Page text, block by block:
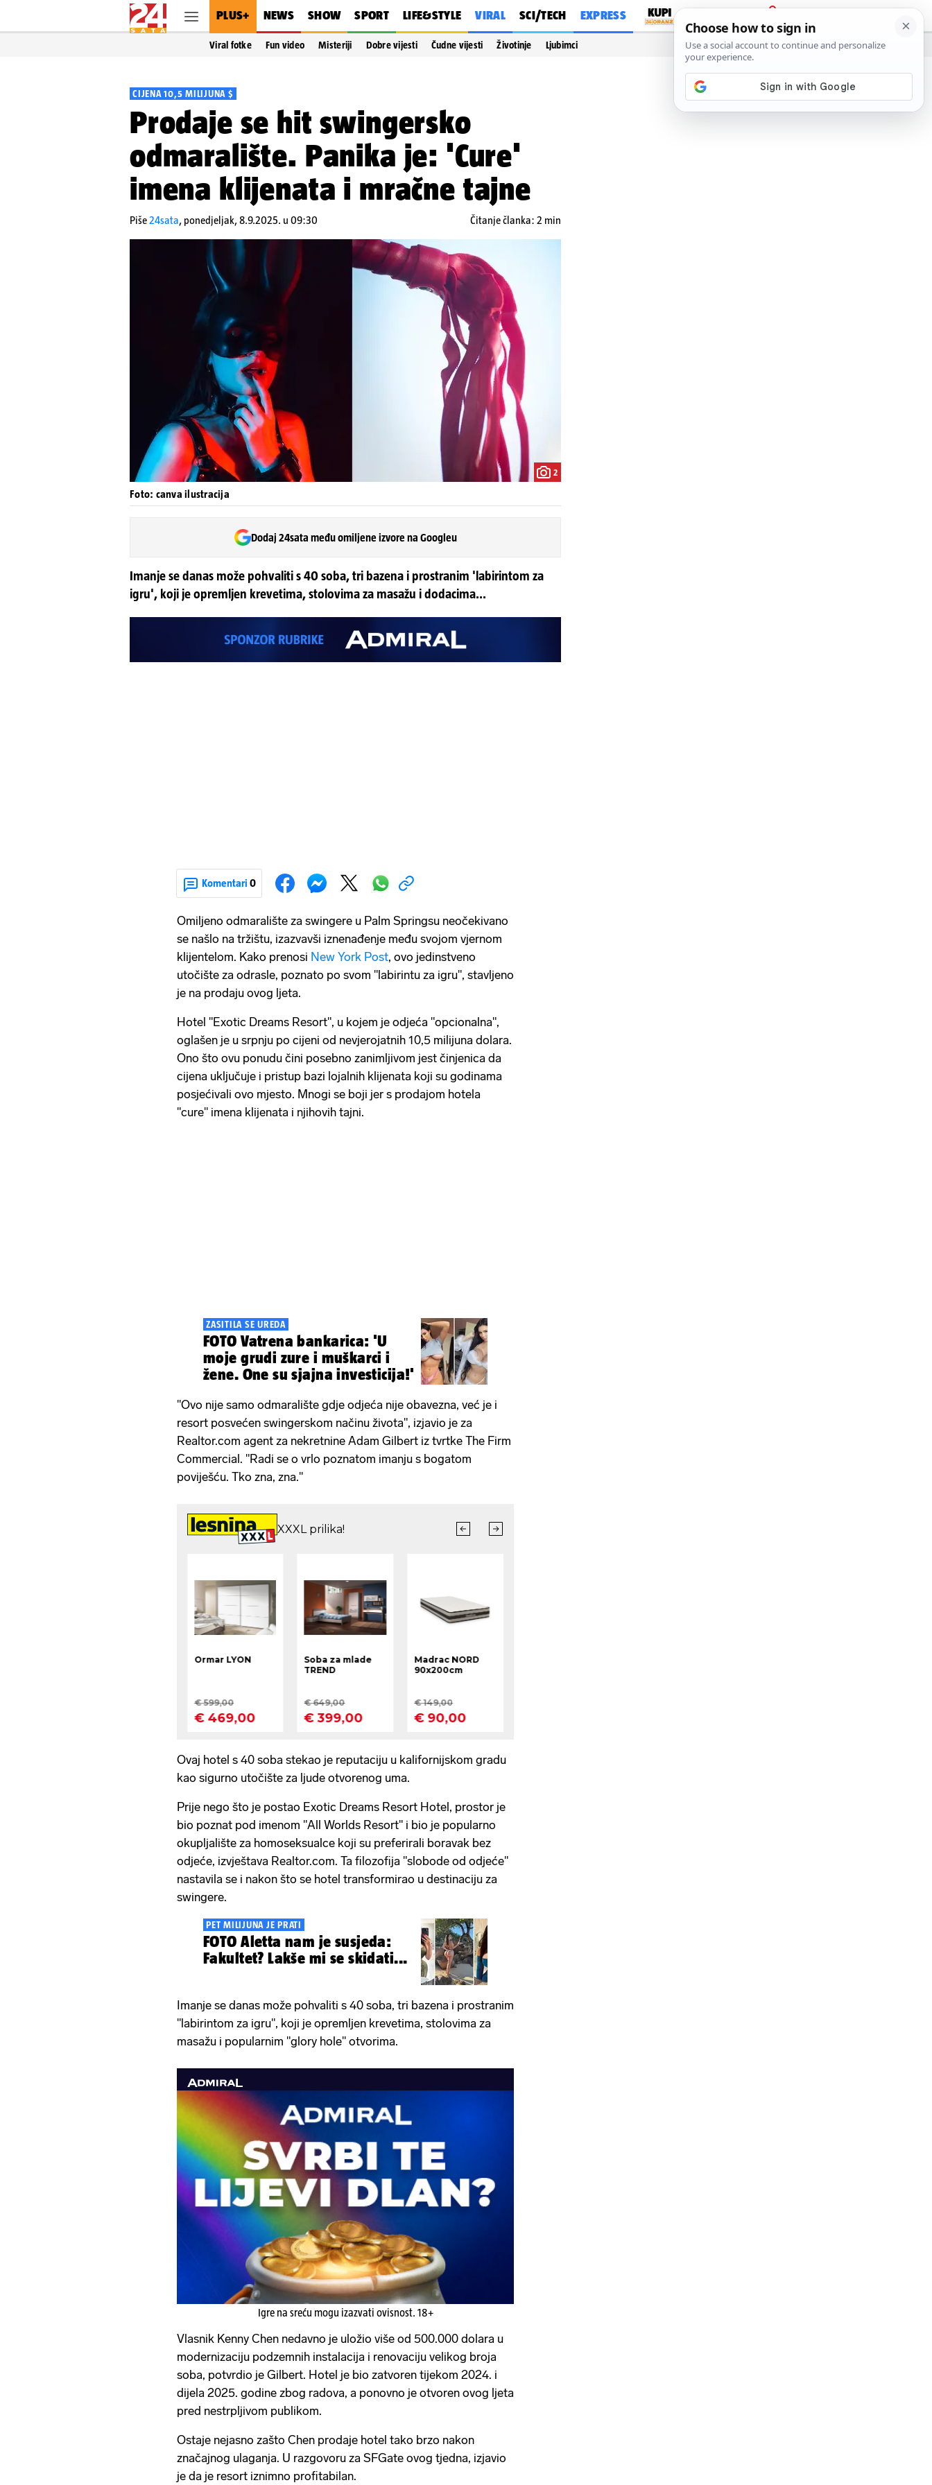
PLUS+ NEWS SHOW SPORT LIFE&STYLE VIRAL SCI/TECH EXPRESS
PRIJAVA
Viral fotke Fun video Misteriji Dobre vijesti Čudne vijesti Životinje Ljubimci
CIJENA 10,5 MILIJUNA $
Prodaje se hit swingersko
odmaralište. Panika je: 'Cure'
imena klijenata i mračne tajne
Piše24sata, ponedjeljak, 8.9.2025. u 09:30 Čitanje članka: 2 min
2
Foto: canva ilustracija
Dodaj 24sata među omiljene izvore na Googleu
Imanje se danas može pohvaliti s 40 soba, tri bazena i prostranim 'labirintom za
igru', koji je opremljen krevetima, stolovima za masažu i dodacima...
Komentari 0
Omiljeno odmaralište za swingere u Palm Springsu neočekivano
se našlo na tržištu, izazvavši iznenađenje među svojom vjernom
klijentelom. Kako prenosi New York Post, ovo jedinstveno
utočište za odrasle, poznato po svom "labirintu za igru", stavljeno
je na prodaju ovog ljeta.
Hotel "Exotic Dreams Resort", u kojem je odjeća "opcionalna",
oglašen je u srpnju po cijeni od nevjerojatnih 10,5 milijuna dolara.
Ono što ovu ponudu čini posebno zanimljivom jest činjenica da
cijena uključuje i pristup bazi lojalnih klijenata koji su godinama
posjećivali ovo mjesto. Mnogi se boji jer s prodajom hotela
"cure" imena klijenata i njihovih tajni.
ZASITILA SE UREDA
FOTO Vatrena bankarica: 'U
moje grudi zure i muškarci i
žene. One su sjajna investicija!'
"Ovo nije samo odmaralište gdje odjeća nije obavezna, već je i
resort posvećen swingerskom načinu života", izjavio je za
Realtor.com agent za nekretnine Adam Gilbert iz tvrtke The Firm
Commercial. "Radi se o vrlo poznatom imanju s bogatom
poviješću. Tko zna, zna."
Ovaj hotel s 40 soba stekao je reputaciju u kalifornijskom gradu
kao sigurno utočište za ljude otvorenog uma.
Prije nego što je postao Exotic Dreams Resort Hotel, prostor je
bio poznat pod imenom "All Worlds Resort" i bio je popularno
okupljalište za homoseksualce koji su preferirali boravak bez
odjeće, izvještava Realtor.com. Ta filozofija "slobode od odjeće"
nastavila se i nakon što se hotel transformirao u destinaciju za
swingere.
PET MILIJUNA JE PRATI
FOTO Aletta nam je susjeda:
Fakultet? Lakše mi se skidati...
Imanje se danas može pohvaliti s 40 soba, tri bazena i prostranim
"labirintom za igru", koji je opremljen krevetima, stolovima za
masažu i popularnim "glory hole" otvorima.
Igre na sreću mogu izazvati ovisnost. 18+
Vlasnik Kenny Chen nedavno je uložio više od 500.000 dolara u
modernizaciju podzemnih instalacija i renovaciju velikog broja
soba, potvrdio je Gilbert. Hotel je bio zatvoren tijekom 2024. i
dijela 2025. godine zbog radova, a ponovno je otvoren ovog ljeta
pred nestrpljivom publikom.
Ostaje nejasno zašto Chen prodaje hotel tako brzo nakon
značajnog ulaganja. U razgovoru za SFGate ovog tjedna, izjavio
je da je resort iznimno profitabilan.